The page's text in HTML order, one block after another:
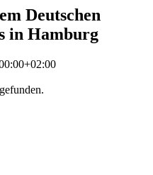
Deutschen
in Hamburg